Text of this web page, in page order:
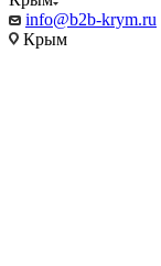
info@b2b-krym.ru
Крым